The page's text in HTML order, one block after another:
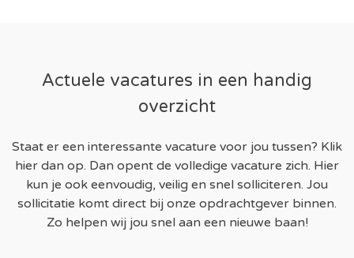
Actuele vacatures in een handig
overzicht
Staat er een interessante vacature voor jou tussen? Klik
hier dan op. Dan opent de volledige vacature zich. Hier
kun je ook eenvoudig, veilig en snel solliciteren. Jou
sollicitatie komt direct bij onze opdrachtgever binnen.
Zo helpen wij jou snel aan een nieuwe baan!